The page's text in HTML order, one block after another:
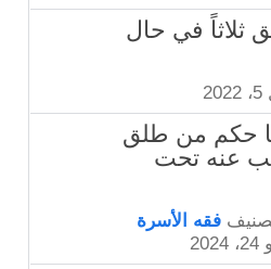
طلق ثلاثاً في حال
- ما حكم من طلق
عنه تحت
فقه الأسرة